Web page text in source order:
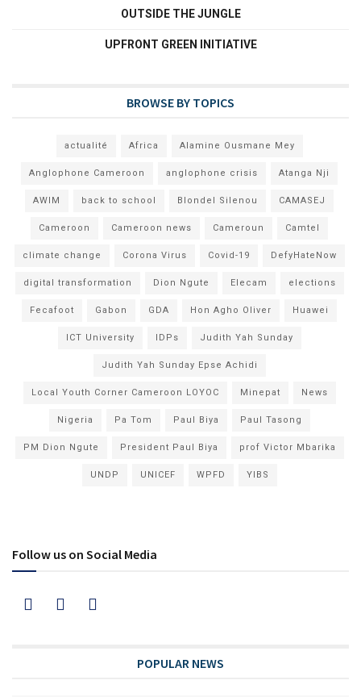
OUTSIDE THE JUNGLE
UPFRONT GREEN INITIATIVE
BROWSE BY TOPICS
actualité Africa Alamine Ousmane Mey
Anglophone Cameroon anglophone crisis Atanga Nji
AWIM back to school Blondel Silenou CAMASEJ
Cameroon Cameroon news Cameroun Camtel
climate change Corona Virus Covid-19 DefyHateNow
digital transformation Dion Ngute Elecam elections
Fecafoot Gabon GDA Hon Agho Oliver Huawei
ICT University IDPs Judith Yah Sunday
Judith Yah Sunday Epse Achidi
Local Youth Corner Cameroon LOYOC Minepat News
Nigeria Pa Tom Paul Biya Paul Tasong
PM Dion Ngute President Paul Biya prof Victor Mbarika
UNDP UNICEF WPFD YIBS
Follow us on Social Media
POPULAR NEWS